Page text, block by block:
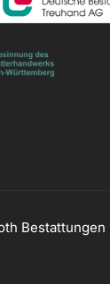
Bestattungen |